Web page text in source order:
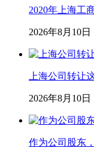
2020年上海工
2026年8月10日
上海公司转让
2026年8月10日
作为公司股东